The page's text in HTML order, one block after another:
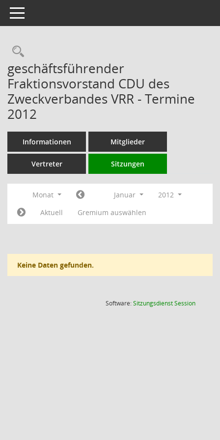
Toggle navigation
Rechercheauswahl
geschäftsführender
Fraktionsvorstand CDU des
Zweckverbandes VRR - Termine
2012
Informationen Mitglieder
Vertreter Sitzungen
Monat Januar
2012
Aktuell
Gremium auswählen
Keine Daten gefunden.
Software:SitzungsdienstSession(Wird in